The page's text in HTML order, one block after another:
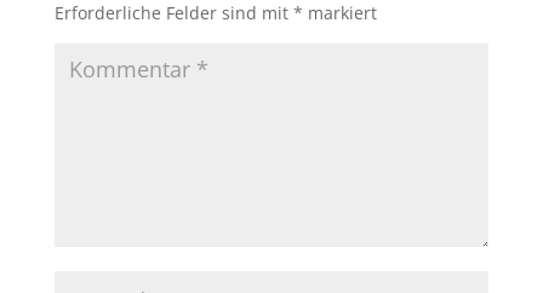
Erforderliche Felder sind mit * markiert